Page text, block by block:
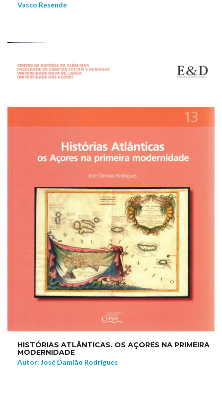
Vasco Resende
HISTÓRIAS ATLÂNTICAS. OS AÇORES NA PRIMEIRA
MODERNIDADE
Autor: José Damião Rodrigues